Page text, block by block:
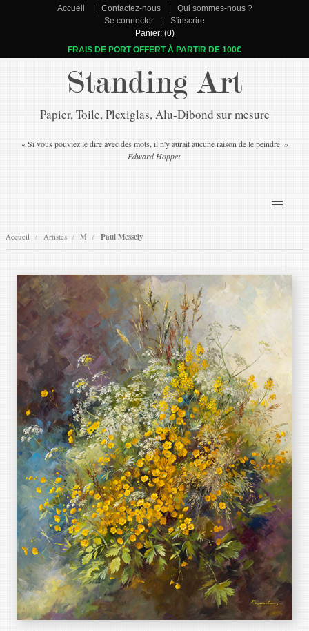
Accueil Contactez-nous
Qui sommes-nous ?
Se connecter
S'inscrire
Panier: (0)
FRAIS DE PORT OFFERT À PARTIR DE 100€
Standing Art
Papier, Toile, Plexiglas, Alu-Dibond sur mesure
« Si vous pouviez le dire avec des mots, il n'y aurait aucune raison de le peindre. »
Edward Hopper
Accueil Artistes M Paul Messely